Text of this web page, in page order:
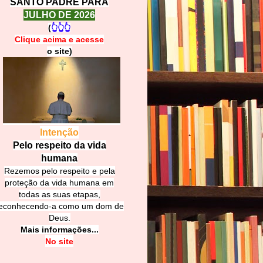
SANTO PADRE PARA
JULHO DE 2026
(👆👆👆
Clique acima e acesse
o site)
Intenção
Pelo respeito da vida
humana
Rezemos pelo respeito e pela
proteção da vida humana em
todas as suas etapas,
a como um dom de
Deus.
Mais informações...
No site